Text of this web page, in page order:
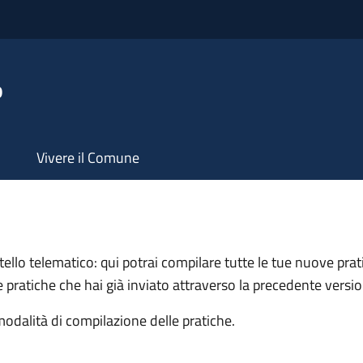
Vivere il Comune
telematico: qui potrai compilare tutte le tue nuove
che hai già inviato attraverso la precedente
di compilazione delle pratiche.